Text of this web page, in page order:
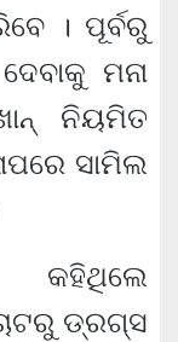
। ପୂର୍ବରୁ
ମନା
ନିୟମିତ
ସାମିଲ
ଡ୍ରଗ୍ସ